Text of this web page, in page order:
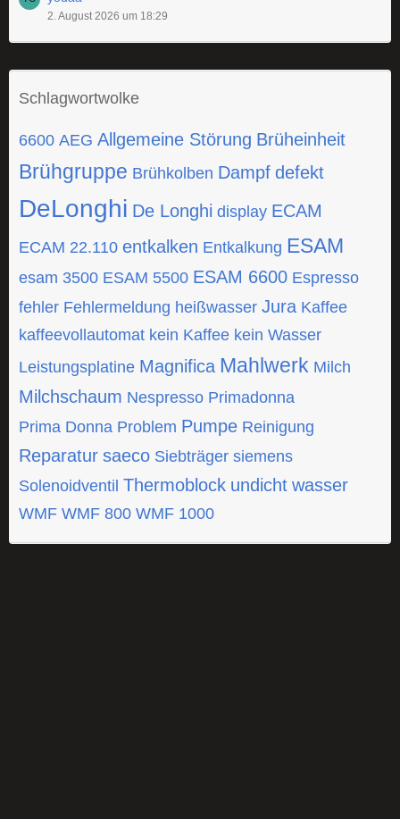
2. August 2026 um 18:29
Schlagwortwolke
6600 AEG Allgemeine Störung Brüheinheit
Brühgruppe Brühkolben Dampf defekt
DeLonghi De Longhi display ECAM
ECAM 22.110 entkalken Entkalkung ESAM
esam 3500 ESAM 5500 ESAM 6600 Espresso
fehler Fehlermeldung heißwasser Jura Kaffee
kaffeevollautomat kein Kaffee kein Wasser
Leistungsplatine Magnifica Mahlwerk Milch
Milchschaum Nespresso Primadonna
Prima Donna Problem Pumpe Reinigung
Reparatur saeco Siebträger siemens
Solenoidventil Thermoblock undicht wasser
WMF WMF 800 WMF 1000